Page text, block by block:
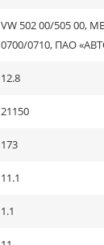
VW 502 00/505 00,
0700/0710, ПАО
12.8
21150
173
11.1
1.1